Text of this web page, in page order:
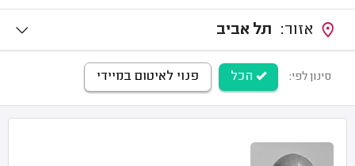
תל אביב
סינון לפי: הכל פנוי לאיטום במיידי